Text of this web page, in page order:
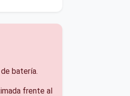
batería.
frente al